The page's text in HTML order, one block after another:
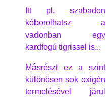
Itt pl. szabadon
kóborolhatsz a
vadonban egy
kardfogú tigrissel is...
Másrészt ez a szint
különösen sok oxigén
termelésével járul